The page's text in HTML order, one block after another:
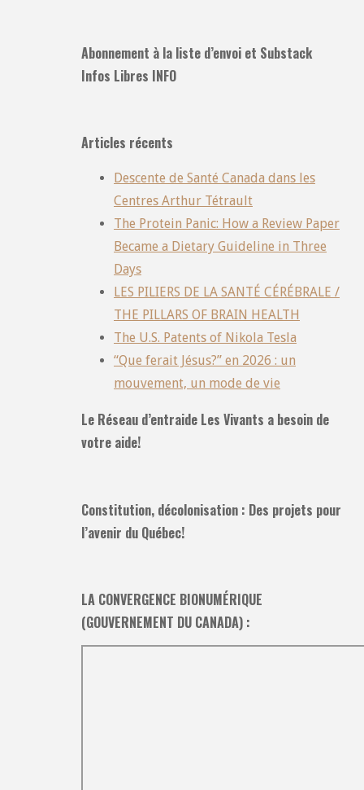
Abonnement à la liste d’envoi et Substack
Infos Libres INFO
Articles récents
Descente de Santé Canada dans les
Centres Arthur Tétrault
The Protein Panic: How a Review Paper
Became a Dietary Guideline in Three
Days
LES PILIERS DE LA SANTÉ CÉRÉBRALE /
THE PILLARS OF BRAIN HEALTH
The U.S. Patents of Nikola Tesla
“Que ferait Jésus?” en 2026 : un
mouvement, un mode de vie
Le Réseau d’entraide Les Vivants a besoin de
votre aide!
Constitution, décolonisation : Des projets pour
l’avenir du Québec!
LA CONVERGENCE BIONUMÉRIQUE
(GOUVERNEMENT DU CANADA) :